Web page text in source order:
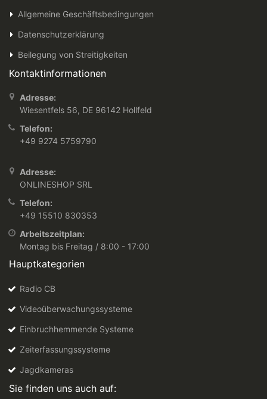
Allgemeine Geschäftsbedingungen
Datenschutzerklärung
Beilegung von Streitigkeiten
Kontaktinformationen
Adresse:
Wiesentfels 56, DE 96142 Hollfeld
Telefon:
+49 9274 5759790
Adresse:
ONLINESHOP SRL
Telefon:
+49 15510 830353
Arbeitszeitplan:
Montag bis Freitag / 8:00 - 17:00
Hauptkategorien
Radio CB
Videoüberwachungssysteme
Einbruchhemmende Systeme
Zeiterfassungssysteme
Jagdkameras
Sie finden uns auch auf: